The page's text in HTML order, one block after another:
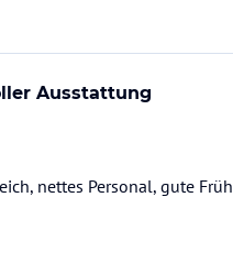
Ausstattung
nettes Personal, gute